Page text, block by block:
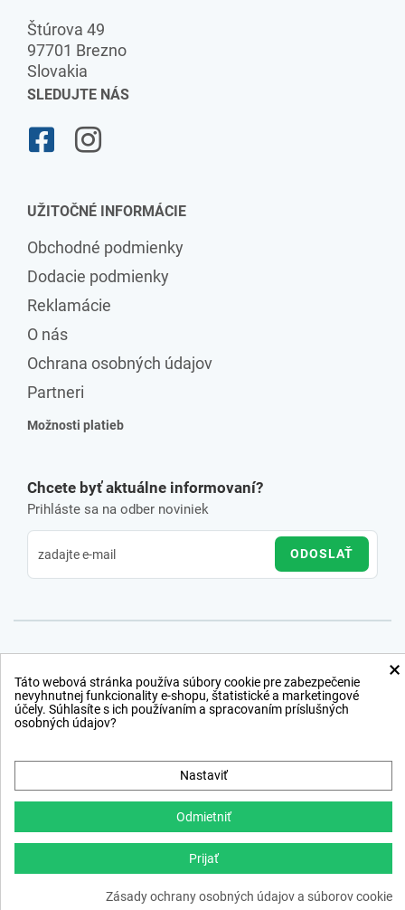
Štúrova 49
97701 Brezno
Slovakia
SLEDUJTE NÁS
UŽITOČNÉ INFORMÁCIE
Obchodné podmienky
Dodacie podmienky
Reklamácie
O nás
Ochrana osobných údajov
Partneri
Možnosti platieb
Chcete byť aktuálne informovaní?
Prihláste sa na odber noviniek
ODOSLAŤ
webdesign,ppc›netsuccess.sk
×
Táto webová stránka používa súbory cookie pre zabezpečenie
nevyhnutnej funkcionality e-shopu, štatistické a marketingové
účely. Súhlasíte s ich používaním a spracovaním príslušných
osobných údajov?
Nastaviť
Odmietniť
Prijať
Zásady ochrany osobných údajov a súborov cookie